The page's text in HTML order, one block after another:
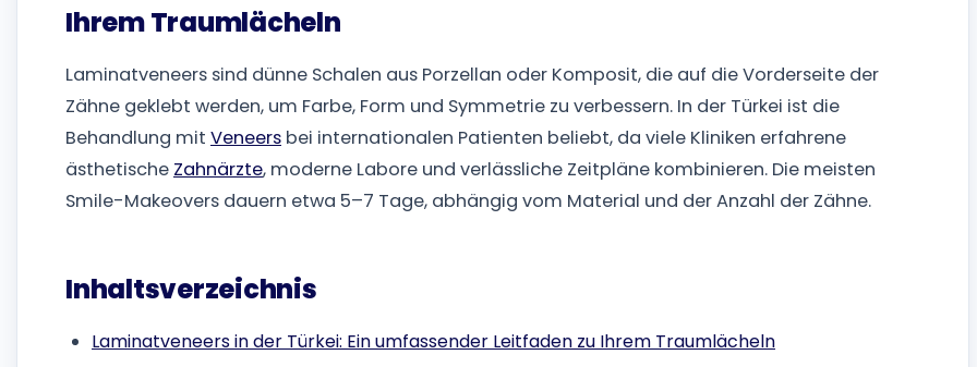
Ihrem Traumlächeln
Laminatveneers sind dünne Schalen aus Porzellan oder Komposit, die auf die Vorderseite der
Zähne geklebt werden, um Farbe, Form und Symmetrie zu verbessern. In der Türkei ist die
Behandlung mit Veneers bei internationalen Patienten beliebt, da viele Kliniken erfahrene
ästhetische Zahnärzte, moderne Labore und verlässliche Zeitpläne kombinieren. Die meisten
Smile-Makeovers dauern etwa 5–7 Tage, abhängig vom Material und der Anzahl der Zähne.
Inhaltsverzeichnis
Laminatveneers in der Türkei: Ein umfassender Leitfaden zu Ihrem Traumlächeln